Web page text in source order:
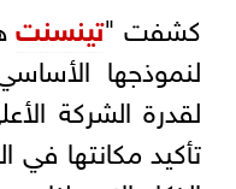
كشفت "تينسنت
لنموذجها
لقدرة الشركة
تأكيد مكانتها